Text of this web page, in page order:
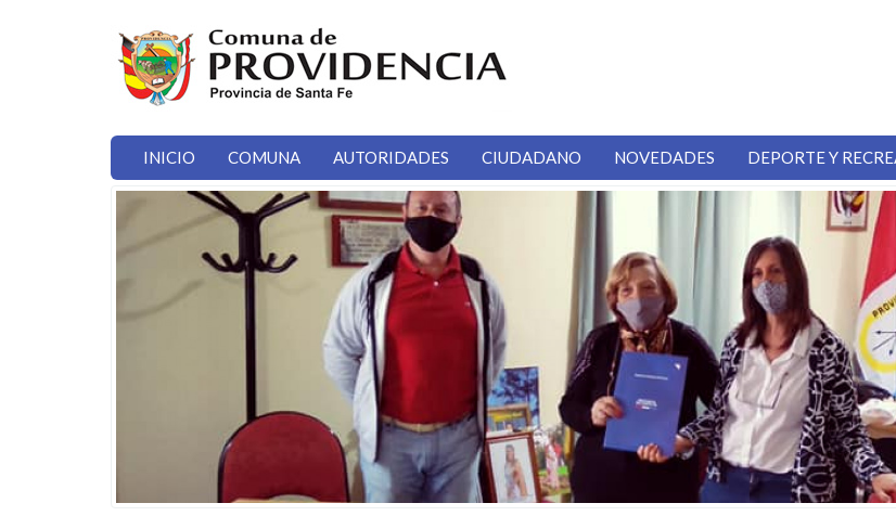
INICIO COMUNA AUTORIDADES CIUDADANO NOVEDADES DEPORTE Y